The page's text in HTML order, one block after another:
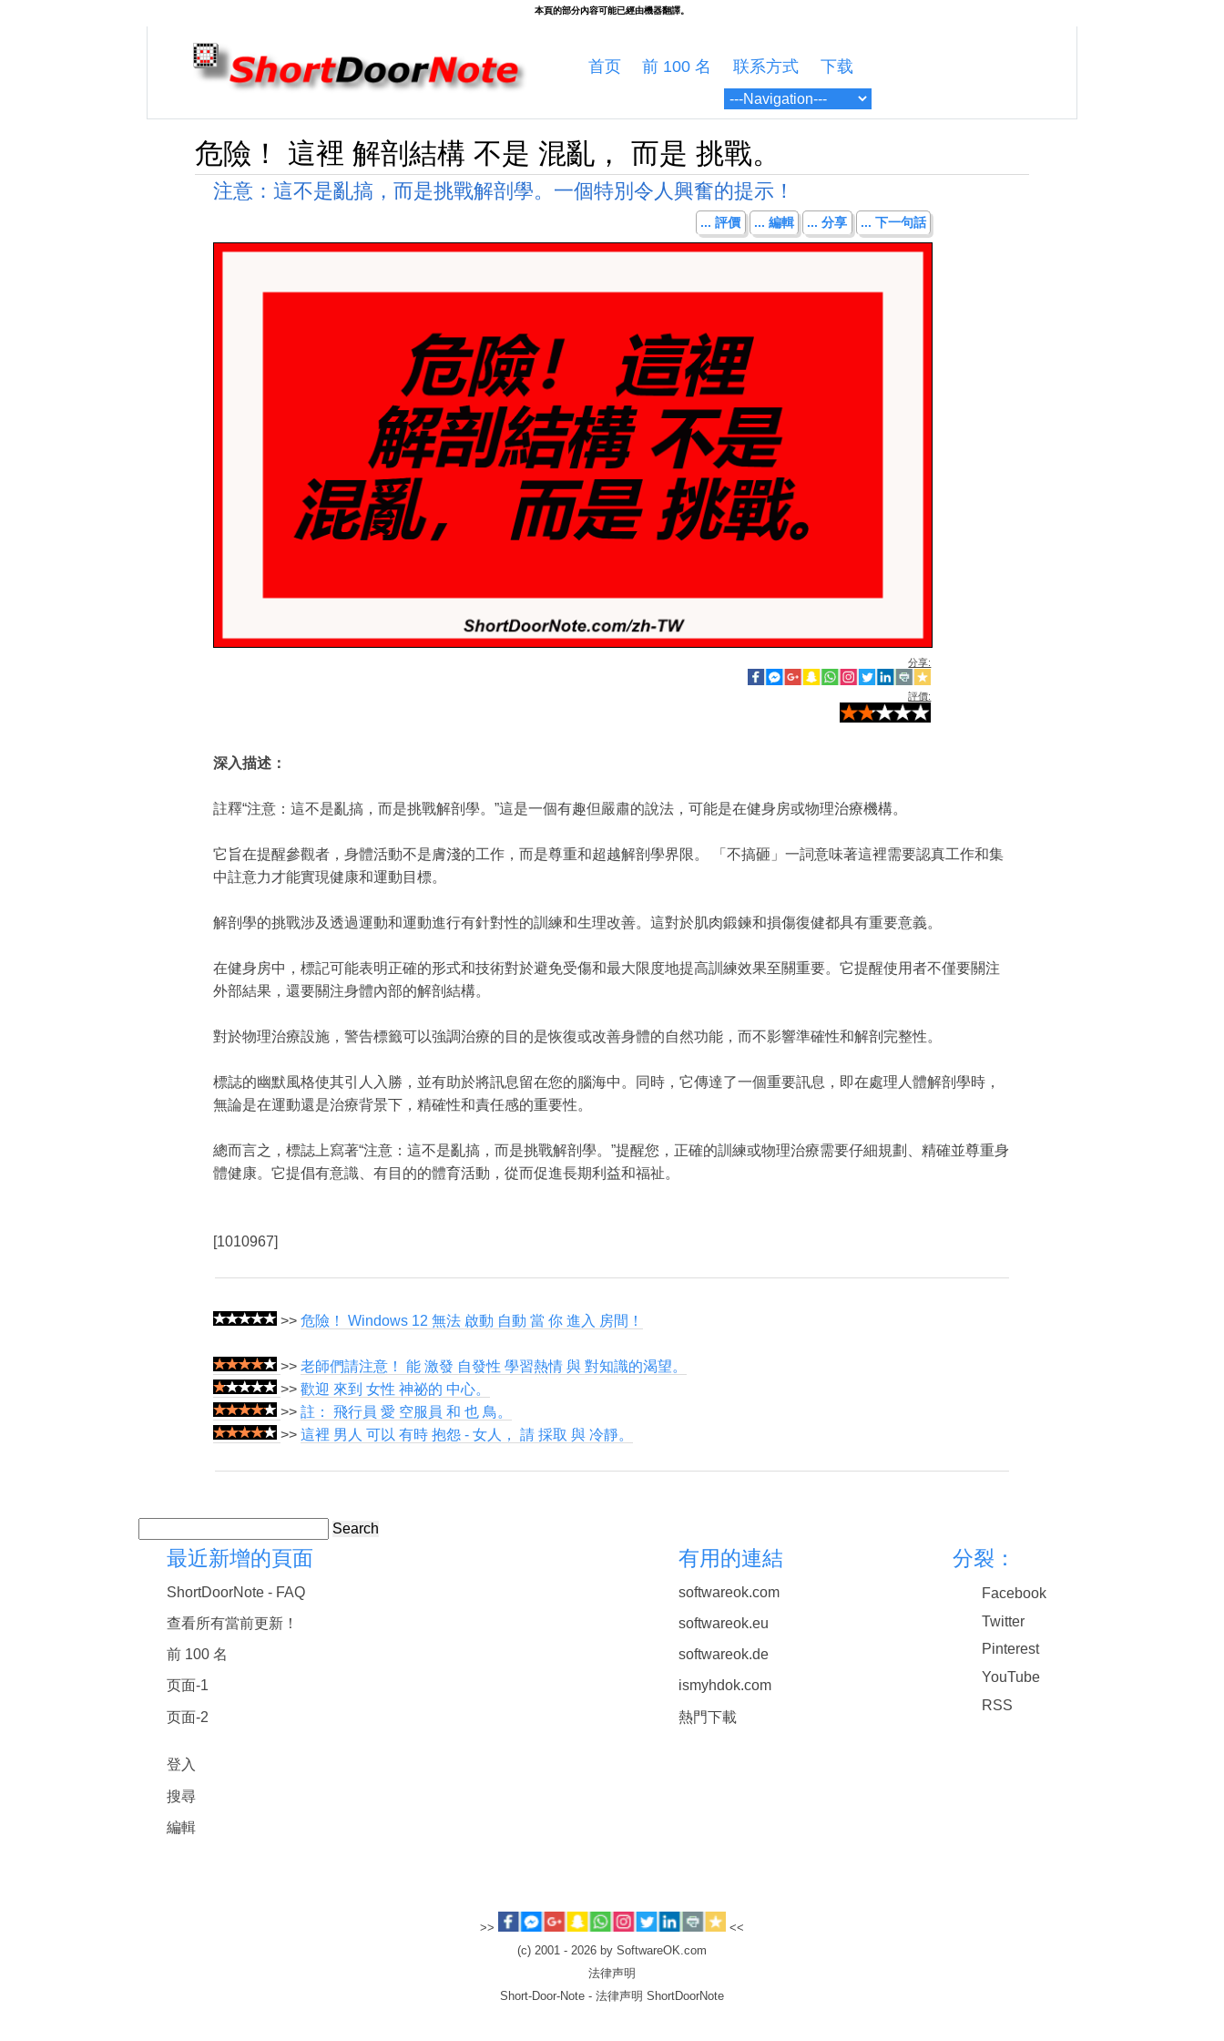
首页 前 100 名 联系方式 下载
危險！ 這裡 解剖結構 不是 混亂， 而是 挑戰。
注意：這不是亂搞，而是挑戰解剖學。一個特別令人興奮的提示！
... 評價 ... 編輯 ... 分享 ... 下一句話
分享:
評價:
深入描述：
註釋“注意：這不是亂搞，而是挑戰解剖學。”這是一個有趣但嚴肅的說法，可能是在健身房或物理治療機構。
它旨在提醒參觀者，身體活動不是膚淺的工作，而是尊重和超越解剖學界限。 「不搞砸」一詞意味著這裡需要認真工作和集
中註意力才能實現健康和運動目標。
解剖學的挑戰涉及透過運動和運動進行有針對性的訓練和生理改善。這對於肌肉鍛鍊和損傷復健都具有重要意義。
在健身房中，標記可能表明正確的形式和技術對於避免受傷和最大限度地提高訓練效果至關重要。它提醒使用者不僅要關注
外部結果，還要關注身體內部的解剖結構。
對於物理治療設施，警告標籤可以強調治療的目的是恢復或改善身體的自然功能，而不影響準確性和解剖完整性。
標誌的幽默風格使其引人入勝，並有助於將訊息留在您的腦海中。同時，它傳達了一個重要訊息，即在處理人體解剖學時，
無論是在運動還是治療背景下，精確性和責任感的重要性。
總而言之，標誌上寫著“注意：這不是亂搞，而是挑戰解剖學。”提醒您，正確的訓練或物理治療需要仔細規劃、精確並尊重身
體健康。它提倡有意識、有目的的體育活動，從而促進長期利益和福祉。
[1010967]
>> 危險！ Windows 12 無法 啟動 自動 當 你 進入 房間！
>> 老師們請注意！ 能 激發 自發性 學習熱情 與 對知識的渴望。
>> 歡迎 來到 女性 神祕的 中心。
>> 註： 飛行員 愛 空服員 和 也 鳥。
>> 這裡 男人 可以 有時 抱怨 - 女人， 請 採取 與 冷靜。
Search
最近新增的頁面
ShortDoorNote - FAQ
查看所有當前更新！
前 100 名
页面-1
页面-2
登入
搜尋
編輯
有用的連結
softwareok.com
softwareok.eu
softwareok.de
ismyhdok.com
熱門下載
分裂：
Facebook
Twitter
Pinterest
YouTube
RSS
>>
<<
(c) 2001 - 2026 by SoftwareOK.com
法律声明
Short-Door-Note - 法律声明 ShortDoorNote